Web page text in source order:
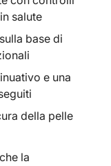
salute
base di
e una
della pelle
la